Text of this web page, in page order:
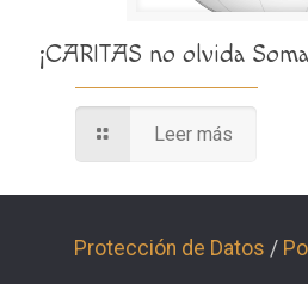
¡CARITAS no olvida
Leer más
Protección de Datos /